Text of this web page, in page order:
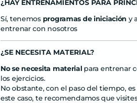
¿HAY ENTRENAMIENTOS PARA
Sí, tenemos programas de iniciación y
entrenar con nosotros
¿SE NECESITA MATERIAL?
No se necesita materialpara entrenar
los ejercicios.
No obstante, con el paso del tiempo,
este caso, te recomendamos que